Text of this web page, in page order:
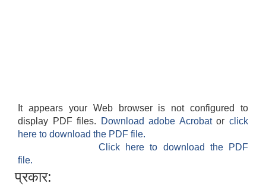
It appears your Web browser is not configured to
display PDF files.
Download adobe Acrobatorclick
here to download the PDF file.
Click here to download the PDF
file.
प्रकार: